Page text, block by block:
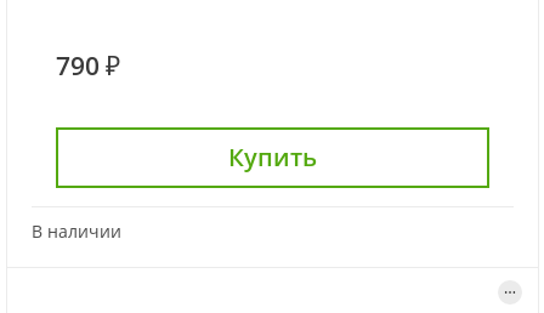
790 ₽
Купить
В наличии